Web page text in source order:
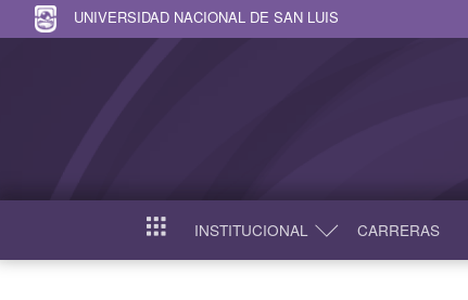
UNIVERSIDAD NACIONAL DE SAN LUIS
INICIO INSTITUCIONAL CARRERAS